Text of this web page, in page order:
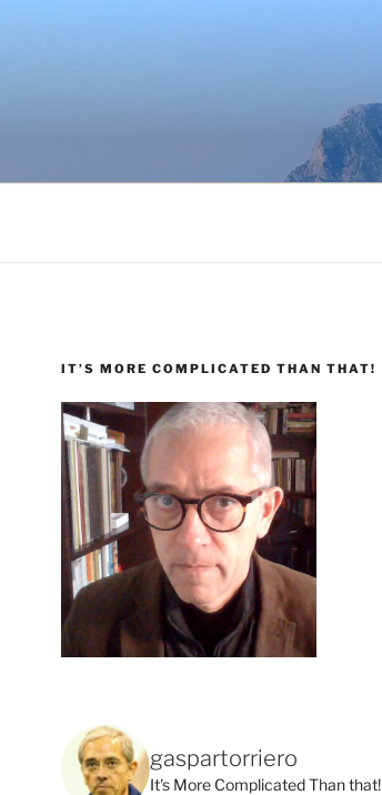
IT’S MORE COMPLICATED THAN THAT!
gaspartorriero
It's More Complicated Than that!